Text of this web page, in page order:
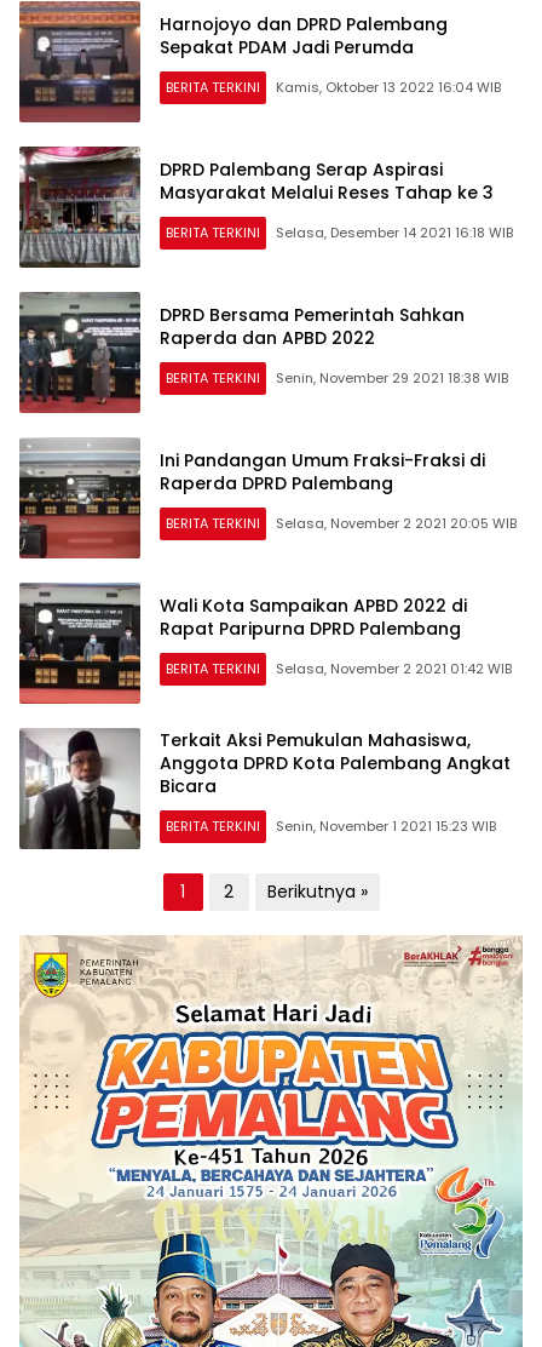
Harnojoyo dan DPRD Palembang
Sepakat PDAM Jadi Perumda
BERITA TERKINI Kamis, Oktober 13 2022 16:04 WIB
DPRD Palembang Serap Aspirasi
Masyarakat Melalui Reses Tahap ke 3
BERITA TERKINI Selasa, Desember 14 2021 16:18 WIB
DPRD Bersama Pemerintah Sahkan
Raperda dan APBD 2022
BERITA TERKINI Senin, November 29 2021 18:38 WIB
Ini Pandangan Umum Fraksi-Fraksi di
Raperda DPRD Palembang
BERITA TERKINI Selasa, November 2 2021 20:05 WIB
Wali Kota Sampaikan APBD 2022 di
Rapat Paripurna DPRD Palembang
BERITA TERKINI Selasa, November 2 2021 01:42 WIB
Terkait Aksi Pemukulan Mahasiswa,
Anggota DPRD Kota Palembang Angkat
Bicara
BERITA TERKINI Senin, November 1 2021 15:23 WIB
pos
1 2 Berikutnya »